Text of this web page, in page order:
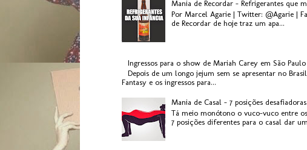
Mania de Recordar - Refrigerantes que
Por Marcel Agarie | Twitter: @Agarie |
de Recordar de hoje traz um apa...
Ingressos para o show de Mariah Carey em São Paulo
Depois de um longo jejum sem se apresentar no
Fantasy e os ingressos para...
Mania de Casal - 7 posições
Tá meio monótono o vuco-vuco entre
7 posições diferentes para o casal dar